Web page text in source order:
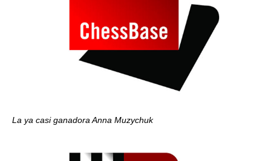
La ya casi ganadora Anna Muzychuk